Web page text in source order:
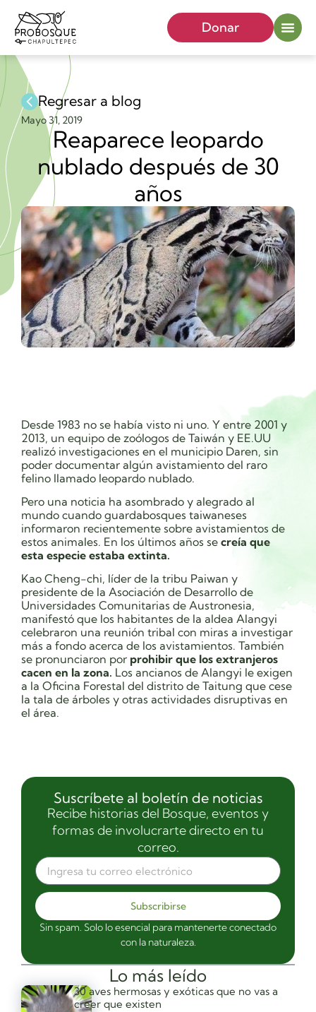
Donar
Regresar a blog
Mayo 31, 2019
Reaparece leopardo
nublado después de 30
años
Desde 1983 no se había visto ni uno. Y entre 2001 y
2013, un equipo de zoólogos de Taiwán y EE.UU
realizó investigaciones en el municipio Daren, sin
poder documentar algún avistamiento del raro
felino llamado leopardo nublado.
Pero una noticia ha asombrado y alegrado al
mundo cuando guardabosques taiwaneses
informaron recientemente sobre avistamientos de
estos animales. En los últimos años se creía que
esta especie estaba extinta.
Kao Cheng-chi, líder de la tribu Paiwan y
presidente de la Asociación de Desarrollo de
Universidades Comunitarias de Austronesia,
manifestó que los habitantes de la aldea Alangyi
celebraron una reunión tribal con miras a investigar
más a fondo acerca de los avistamientos. También
se pronunciaron por prohibir que los extranjeros
cacen en la zona. Los ancianos de Alangyi le exigen
a la Oficina Forestal del distrito de Taitung que cese
la tala de árboles y otras actividades disruptivas en
el área.
Lo más leído
30 aves hermosas y exóticas que no vas a
creer que existen
Suscríbete al boletín de noticias
Recibe historias del Bosque, eventos y
formas de involucrarte directo en tu
correo.
Subscribirse
Sin spam. Solo lo esencial para mantenerte conectado
con la naturaleza.